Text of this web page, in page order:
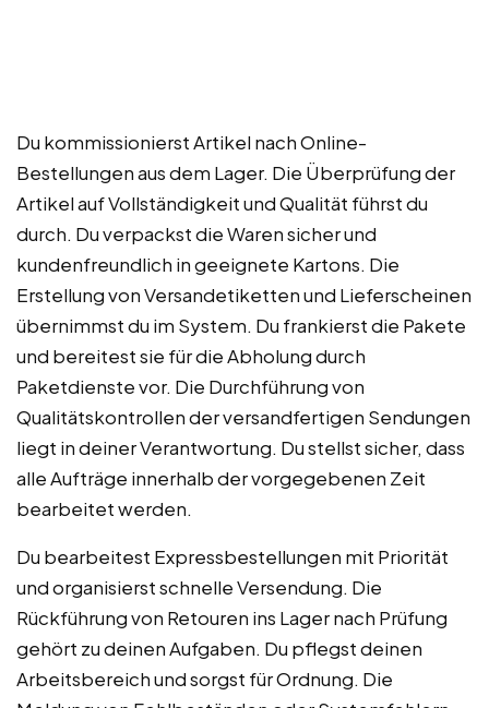
Du kommissionierst Artikel nach Online-
Bestellungen aus dem Lager. Die Überprüfung der
Artikel auf Vollständigkeit und Qualität führst du
durch. Du verpackst die Waren sicher und
kundenfreundlich in geeignete Kartons. Die
Erstellung von Versandetiketten und Lieferscheinen
übernimmst du im System. Du frankierst die Pakete
und bereitest sie für die Abholung durch
Paketdienste vor. Die Durchführung von
Qualitätskontrollen der versandfertigen Sendungen
liegt in deiner Verantwortung. Du stellst sicher, dass
alle Aufträge innerhalb der vorgegebenen Zeit
bearbeitet werden.
Du bearbeitest Expressbestellungen mit Priorität
und organisierst schnelle Versendung. Die
Rückführung von Retouren ins Lager nach Prüfung
gehört zu deinen Aufgaben. Du pflegst deinen
Arbeitsbereich und sorgst für Ordnung. Die